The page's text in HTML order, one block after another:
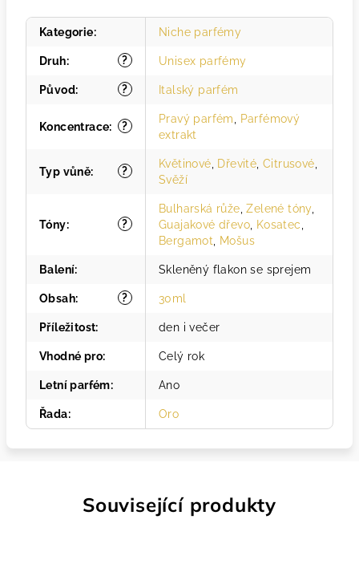
Kategorie: Niche parfémy
?
Druh: Unisex parfémy
?
Původ: Italský parfém
?
Koncentrace:
Pravý parfém
Parfémový
extrakt
?
Typ vůně:
Květinové Dřevité ,Citrusové
Svěží
?
Tóny:
Bulharská růže ,Zelené tóny,
Guajakové dřevo
Kosatec
Bergamot
Mošus
Balení: Skleněný flakon se sprejem
?
Obsah: 30ml
Příležitost: den i večer
Vhodné pro: Celý rok
Letní parfém: Ano
Řada: Oro
Související produkty